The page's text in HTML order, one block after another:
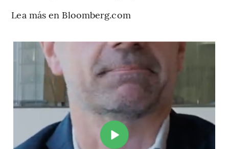
Lea más en Bloomberg.com